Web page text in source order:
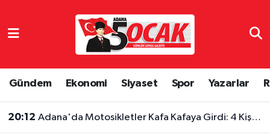
Gündem Ekonomi Siyaset Spor Yazarlar
20:12 Adana'da Motosikletler Kafa Kafaya Girdi: 4 Kişi Yaralandı
Adana Nöbetçi Eczaneler